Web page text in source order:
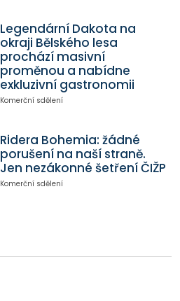
Legendární Dakota na
okraji Bělského lesa
prochází masivní
proměnou a nabídne
exkluzivní gastronomii
Komerční sdělení
Ridera Bohemia: žádné
porušení na naší straně.
Jen nezákonné šetření ČIŽP
Komerční sdělení